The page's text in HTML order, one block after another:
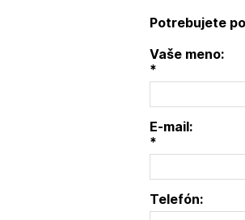
Potrebujete
Vaše meno:
*
E-mail:
*
Telefón: